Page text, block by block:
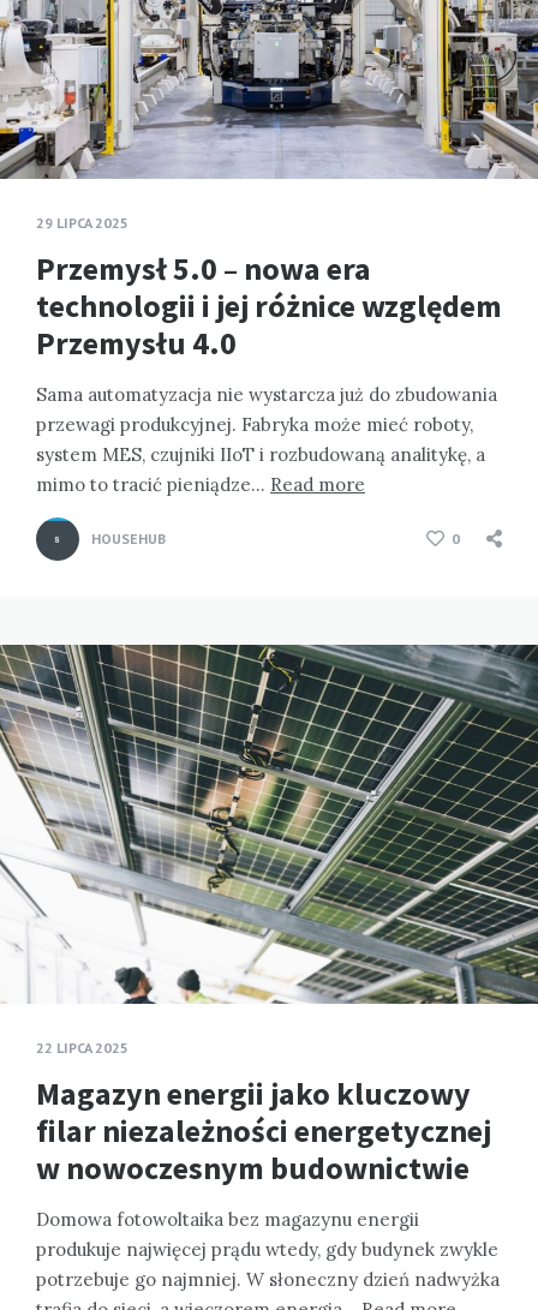
29 LIPCA 2025
Przemysł 5.0 – nowa era
technologii i jej różnice względem
Przemysłu 4.0
Sama automatyzacja nie wystarcza już do zbudowania
przewagi produkcyjnej. Fabryka może mieć roboty,
system MES, czujniki IIoT i rozbudowaną analitykę, a
mimo to tracić pieniądze… Read more
HOUSEHUB 0
22 LIPCA 2025
Magazyn energii jako kluczowy
filar niezależności energetycznej
w nowoczesnym budownictwie
Domowa fotowoltaika bez magazynu energii
produkuje najwięcej prądu wtedy, gdy budynek zwykle
potrzebuje go najmniej. W słoneczny dzień nadwyżka